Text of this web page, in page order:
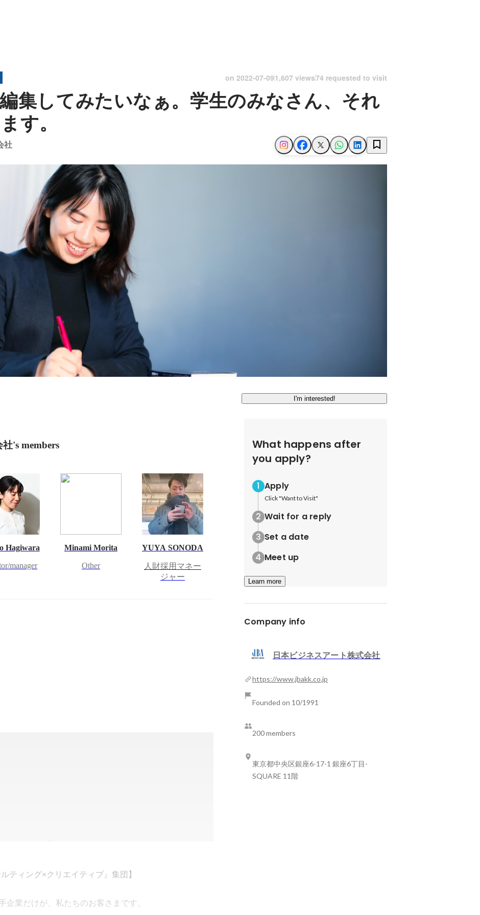
on 2022-07-091,607 views74 requested to visit
集してみたいなぁ。学生のみなさん、それ
す。
社
I'm interested!
's members
Hagiwara
manager
Minami Morita
Other
YUYA SONODA
人財採用マネー
ジャー
ティング×クリエイティブ』集団】
企業だけが、私たちのお客さまです。
What happens after
you apply?
Apply
Click "Want to Visit"
Wait for a reply
Set a date
Meet up
Learn more
Company info
日本ビジネスアート株式会社
https://www.jbakk.co.jp
Founded on 10/1991
200 members
東京都中央区銀座6-17-1 銀座6丁目-
SQUARE 11階